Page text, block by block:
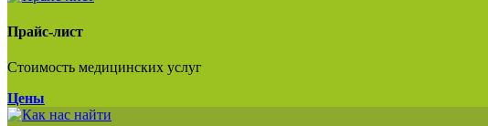
Прайс-лист
Стоимость медицинских услуг
Цены